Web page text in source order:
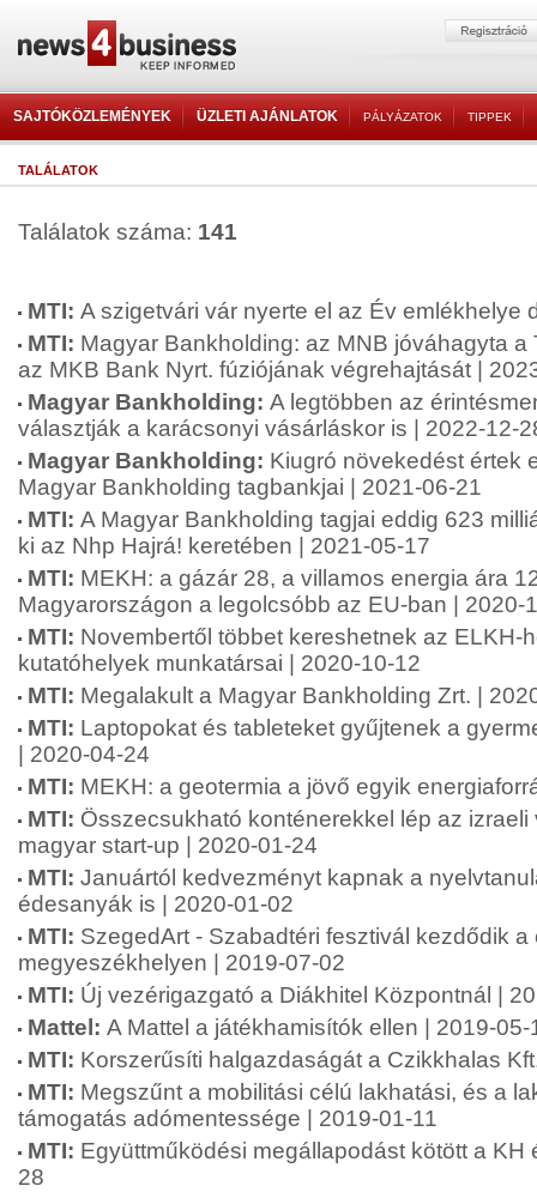
SAJTÓKÖZLEMÉNYEK ÜZLETI AJÁNLATOK PÁLYÁZATOK TIPPEK
TALÁLATOK
Találatok száma: 141
MTI: A szigetvári vár nyerte el az Év emlékhelye
MTI: Magyar Bankholding: az MNB jóváhagyta a
az MKB Bank Nyrt. fúziójának végrehajtását |
Magyar Bankholding: A legtöbben az
választják a karácsonyi vásárláskor is | 2022-12-
Magyar Bankholding: Kiugró növekedést értek
Magyar Bankholding tagbankjai | 2021-06-21
MTI: A Magyar Bankholding tagjai eddig 623
ki az Nhp Hajrá! keretében | 2021-05-17
MTI: MEKH: a gázár 28, a villamos energia ára
Magyarországon a legolcsóbb az EU-ban | 2020-
MTI: Novembertől többet kereshetnek az ELKH-
kutatóhelyek munkatársai | 2020-10-12
MTI: Megalakult a Magyar Bankholding Zrt. |
MTI: Laptopokat és tableteket gyűjtenek a
| 2020-04-24
MTI: MEKH: a geotermia a jövő egyik
MTI: Összecsukható konténerekkel lép az izraeli
magyar start-up | 2020-01-24
MTI: Januártól kedvezményt kapnak a
édesanyák is | 2020-01-02
MTI: SzegedArt - Szabadtéri fesztivál kezdődik a
megyeszékhelyen | 2019-07-02
MTI: Új vezérigazgató a Diákhitel Központnál |
Mattel: A Mattel a játékhamisítók ellen | 2019-05-
MTI: Korszerűsíti halgazdaságát a Czikkhalas
MTI: Megszűnt a mobilitási célú lakhatási, és a
támogatás adómentessége | 2019-01-11
MTI: Együttműködési megállapodást kötött a KH
28